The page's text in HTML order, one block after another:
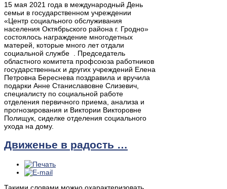
15 мая 2021 года в международный День
семьи в государственном учреждении
«Центр социального обслуживания
населения Октябрьского района г. Гродно»
состоялось награждение многодетных
матерей, которые много лет отдали
социальной службе . Председатель
областного комитета профсоюза работников
государственных и других учреждений Елена
Петровна Береснева поздравила и вручила
подарки Анне Станиславовне Слизевич,
специалисту по социальной работе
отделения первичного приема, анализа и
прогнозирования и Виктории Викторовне
Полищук, сиделке отделения социального
ухода на дому.
Движенье в радость …